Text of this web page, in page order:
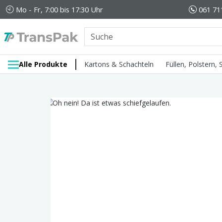
Mo - Fr, 7:00 bis 17:30 Uhr 061
Alle Produkte Kartons & Schachteln Füllen, Polstern,